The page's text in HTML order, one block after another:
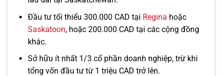
Đầu tư tối thiểu 300.000 CAD tại Regina hoặc
Saskatoon, hoặc 200.000 CAD tại các cộng đồng
khác.
Sở hữu ít nhất 1/3 cổ phần doanh nghiệp, trừ khi
tổng vốn đầu tư từ 1 triệu CAD trở lên.